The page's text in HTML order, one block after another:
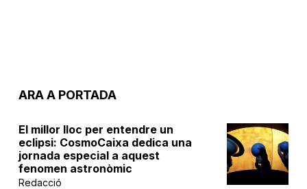
ARA A PORTADA
El millor lloc per entendre un
eclipsi: CosmoCaixa dedica una
jornada especial a aquest
fenomen astronòmic
Redacció